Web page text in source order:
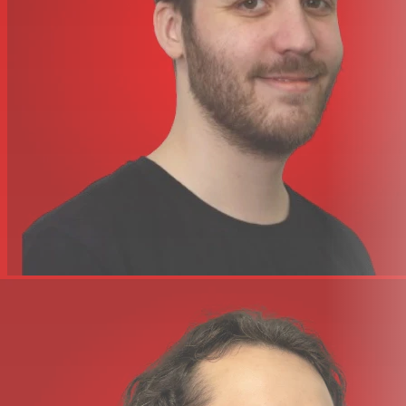
Non
25 Hz à 16 000 Hz
Non
Non
d'alimentation
Adaptateur secteur CA/CC
Puissance d'entrée
CC
12 VCC à 500 mA
16,1 x 4,7 x 1,7" / 410 x 120 x 43 mm
3,3 livres / 1,5 kg
Ordinateur de poche
Puissance de sortie RF